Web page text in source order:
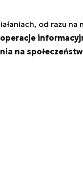
od razu na
operacje
na